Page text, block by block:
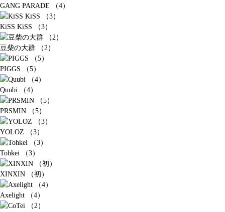
GANG PARADE （4）
KiSS KiSS （3）
豆柴の大群 （2）
PIGGS （5）
Quubi （4）
PRSMIN （5）
YOLOZ （3）
Tohkei （3）
XINXIN （初）
Axelight （4）